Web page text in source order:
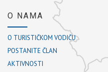
O NAMA
O TURISTIČKOM VODIČU
POSTANITE ČLAN
AKTIVNOSTI